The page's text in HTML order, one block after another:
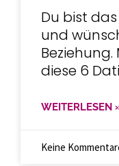
Du bist
und
diese 6
WEITERLESEN
Keine